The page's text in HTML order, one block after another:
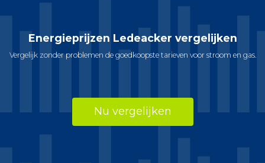
Energieprijzen Ledeacker vergelijken
Vergelijk zonder problemen de goedkoopste tarieven voor stroom en gas.
Nu vergelijken